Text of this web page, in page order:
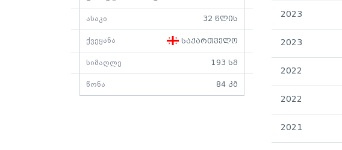
ასაკი 32 წლის
ქვეყანა საქართველო
სიმაღლე 193 სმ
წონა 84 კგ
2023
2023
2022
2022
2021